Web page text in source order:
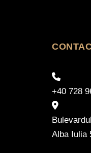
+40 728
Alba Iulia